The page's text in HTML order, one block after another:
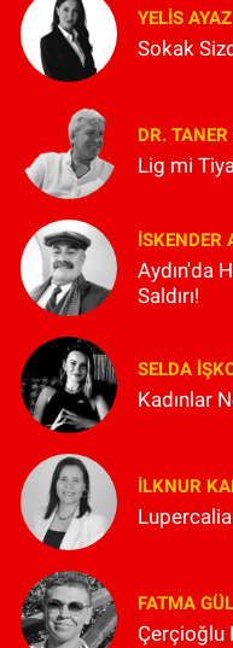
YELIS AYAZ
Sokak
DR.
Lig mi
İSKENDER
Aydın'da
Saldırı!
SELDA
Kadınlar
İLKNUR
FATMA
Çerçioğlu